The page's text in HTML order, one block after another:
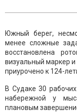
Южный берег,
менее сложные
восстановлена
визуальный маркер и
приурочено к 124-
В Судаке 30
набережной у
плановым